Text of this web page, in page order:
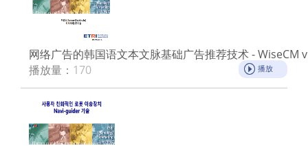
网络广告的韩国语文本文脉基础广告推荐技术 - WiseCM
播放量： 170 播放